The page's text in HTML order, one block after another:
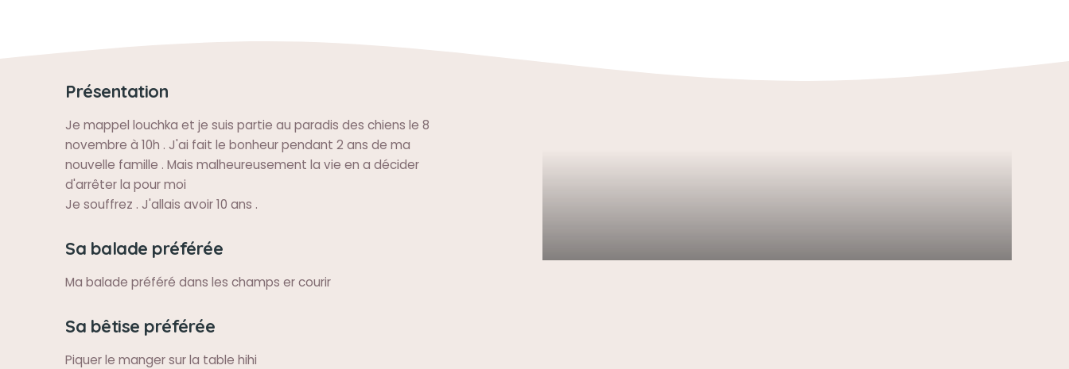
Présentation
Je mappel louchka et je suis partie au paradis des chiens le 8
novembre à 10h . J'ai fait le bonheur pendant 2 ans de ma
nouvelle famille . Mais malheureusement la vie en a décider
d'arrêter la pour moi
Je souffrez . J'allais avoir 10 ans .
Sa balade préférée
Ma balade préféré dans les champs er courir
Sa bêtise préférée
Piquer le manger sur la table hihi